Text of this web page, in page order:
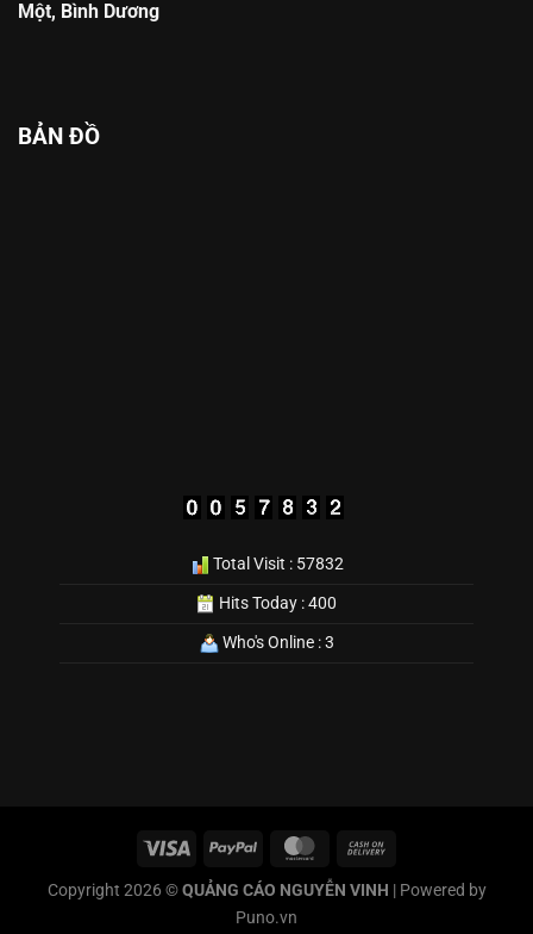
Một, Bình Dương
BẢN ĐỒ
Total Visit : 57832
Hits Today : 400
Who's Online : 3
Copyright 2026 ©QUẢNG CÁO NGUYỄN VINH | Powered by
Puno.vn